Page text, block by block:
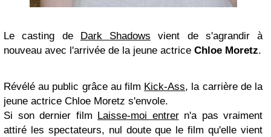
Le casting de Dark Shadows vient de s'agrandir à
nouveau avec l'arrivée de la jeune actrice Chloe Moretz.
Révélé au public grâce au film Kick-Ass, la carrière de la
jeune actrice Chloe Moretz s'envole.
Si son dernier film Laisse-moi entrern'a pas vraiment
attiré les spectateurs, nul doute que le film qu'elle vient